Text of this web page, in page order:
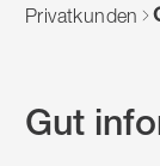
Privatkunden
Gut